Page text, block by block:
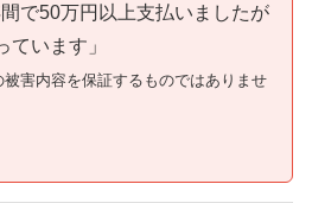
で50万円以上支払いましたが
ています」
害内容を保証するものではありませ